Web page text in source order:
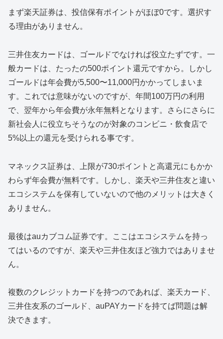
まず楽天証券は、投信保有ポイントがほぼ0です。選択す
る理由がありません。
三井住友カードは、ゴールドでなければ役立たずです。一
般カードは、たったの500ポイント還元ですから。しかし
ゴールドは年会費が5,500〜11,000円かかってしまいま
す。これでは意味がないのですが、年間100万円の利用
で、翌年から年会費が永年無料となります。さらにさらに
新社会人に役立ちそうなのが対象のコンビニ・飲食店で
5%以上の還元を受けられる事です。
マネックス証券は、上限が730ポイントと高還元にもかか
わらず年会費が無料です。しかし、楽天や三井住友と違い
エコシステムを保有していないので他のメリットは大きく
ありません。
最後はauカブコム証券です。ここはエコシステムを持っ
てはいるのですが、楽天や三井住友ほど強力ではありませ
ん。
複数のクレジットカードを持つのであれば、楽天カード、
三井住友系のゴールド、auPAYカードを持てば問題は解
決できます。